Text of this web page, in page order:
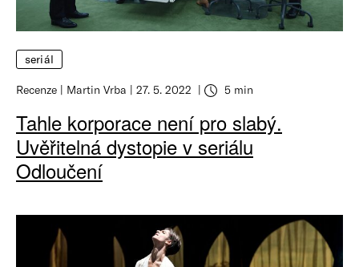
seriál
Recenze Martin Vrba 27. 5. 2022 5 min
Tahle korporace není pro slabý.
Uvěřitelná dystopie v seriálu
Odloučení